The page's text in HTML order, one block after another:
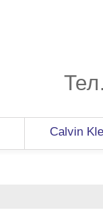
Тел.
Calvin